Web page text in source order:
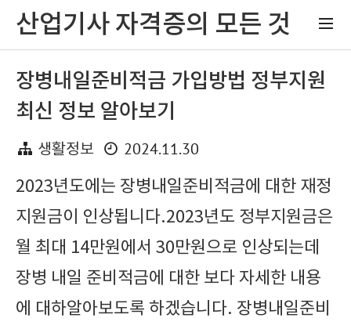
산업기사 자격증의 모든 것
장병내일준비적금 가입방법 정부지원
최신 정보 알아보기
생활정보
2024.11.30
2023년도에는 장병내일준비적금에 대한 재정
지원금이 인상됩니다.2023년도 정부지원금은
월 최대 14만원에서 30만원으로 인상되는데
장병 내일 준비적금에 대한 보다 자세한 내용
에 대하알아보도록 하겠습니다. 장병내일준비